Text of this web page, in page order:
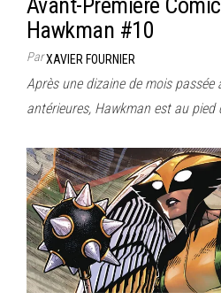
Hawkman #10
ParXAVIER FOURNIER
Après une dizaine de mois passée
antérieures, Hawkman est au